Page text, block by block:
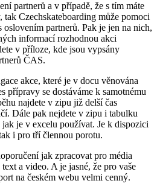
partnerů a v případě, že s tím máte
tak Czechskateboarding může pomoci
partnerů. Pak je jen na nich,
informací rozhodnou akci
v příloze, kde jsou vypsány
ČAS.
akce, které je v docu věnována
přípravy se dostáváme k samotnému
najdete v zipu již delší čas
Dále pak nejdete v zipu i tabulku
je v excelu používat. Je k dispozici
i pro tří člennou porotu.
jak zpracovat pro média
a video. A je jasné, že pro vaše
na českém webu velmi cenný.